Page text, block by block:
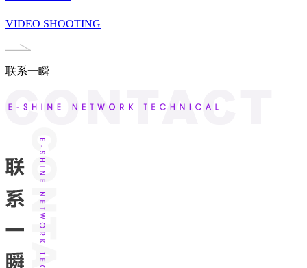
VIDEO SHOOTING
联系一瞬